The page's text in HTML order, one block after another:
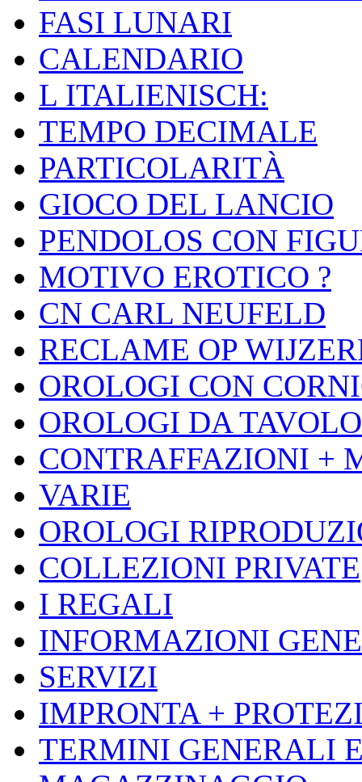
FASI LUNARI
CALENDARIO
L ITALIENISCH:
TEMPO DECIMALE
PARTICOLARITÀ
GIOCO DEL LANCIO
PENDOLOS CON
MOTIVO EROTICO ?
CN CARL NEUFELD
RECLAME OP
OROLOGI CON
OROLOGI DA TAVOLO
CONTRAFFAZIONI +
VARIE
OROLOGI
COLLEZIONI PRIVATE
I REGALI
INFORMAZIONI
SERVIZI
IMPRONTA +
TERMINI GENERALI